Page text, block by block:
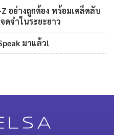
อย่างถูกต้อง พร้อมเคล็ดลับ
ดจำในระยะยาว
มาแล้ว!